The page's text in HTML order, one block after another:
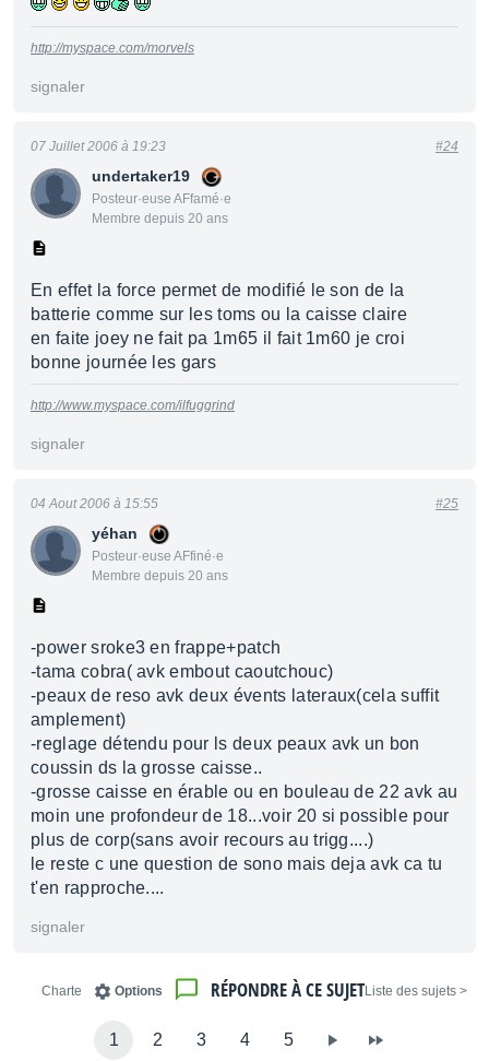
http://myspace.com/morvels
signaler
undertaker19
Posteur·euse AFfamé·e
Membre depuis 20 ans
07 Juillet 2006 à 19:23 #24
En effet la force permet de modifié le son de la
batterie comme sur les toms ou la caisse claire
en faite joey ne fait pa 1m65 il fait 1m60 je croi
bonne journée les gars
http://www.myspace.com/ilfuggrind
signaler
yéhan
Posteur·euse AFfiné·e
Membre depuis 20 ans
04 Aout 2006 à 15:55 #25
-power sroke3 en frappe+patch
-tama cobra( avk embout caoutchouc)
-peaux de reso avk deux évents lateraux(cela suffit
amplement)
-reglage détendu pour ls deux peaux avk un bon
coussin ds la grosse caisse..
-grosse caisse en érable ou en bouleau de 22 avk au
moin une profondeur de 18...voir 20 si possible pour
plus de corp(sans avoir recours au trigg....)
le reste c une question de sono mais deja avk ca tu
t'en rapproche....
signaler
< Liste des sujets
RÉPONDRE À CE SUJET
Options
Charte
1 2 3 4 5